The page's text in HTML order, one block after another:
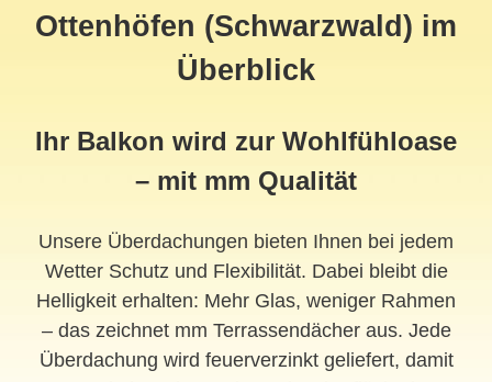
Ottenhöfen (Schwarzwald) im
Überblick
Ihr Balkon wird zur Wohlfühloase
– mit mm Qualität
Unsere Überdachungen bieten Ihnen bei jedem
Wetter Schutz und Flexibilität. Dabei bleibt die
Helligkeit erhalten: Mehr Glas, weniger Rahmen
– das zeichnet mm Terrassendächer aus. Jede
Überdachung wird feuerverzinkt geliefert, damit